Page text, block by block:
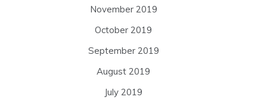
November 2019
October 2019
September 2019
August 2019
July 2019